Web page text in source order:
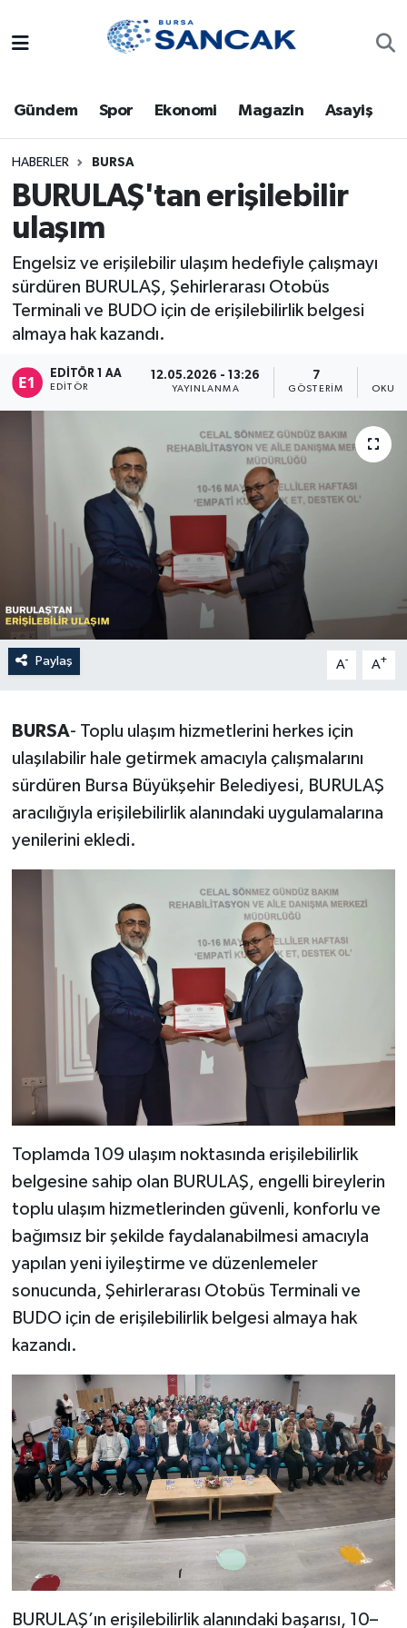
Gündem Spor Ekonomi Magazin Asayiş
HABERLER BURSA
BURULAŞ'tan erişilebilir
ulaşım
Engelsiz ve erişilebilir ulaşım hedefiyle çalışmayı
sürdüren BURULAŞ, Şehirlerarası Otobüs
Terminali ve BUDO için de erişilebilirlik belgesi
almaya hak kazandı.
EDITÖR 1 AA
EDITÖR
12.05.2026 - 13:26
YAYINLANMA
7
GÖSTERIM
Paylaş A- A+
BURSA- Toplu ulaşım hizmetlerini herkes için
ulaşılabilir hale getirmek amacıyla çalışmalarını
sürdüren Bursa Büyükşehir Belediyesi, BURULAŞ
aracılığıyla erişilebilirlik alanındaki uygulamalarına
yenilerini ekledi.
Toplamda 109 ulaşım noktasında erişilebilirlik
belgesine sahip olan BURULAŞ, engelli bireylerin
toplu ulaşım hizmetlerinden güvenli, konforlu ve
bağımsız bir şekilde faydalanabilmesi amacıyla
yapılan yeni iyileştirme ve düzenlemeler
sonucunda, Şehirlerarası Otobüs Terminali ve
BUDO için de erişilebilirlik belgesi almaya hak
kazandı.
BURULAŞ’ın erişilebilirlik alanındaki başarısı, 10–
Bursa
Dünya
Eğitim
Ekonomi
Genel
Gündem
Magazin
Spor
Türkiye
Trafik Durumu
Süper Lig Puan Durumu ve Fikstür
Tüm Manşetler
Son Dakika Haberleri
Haber Arşivi